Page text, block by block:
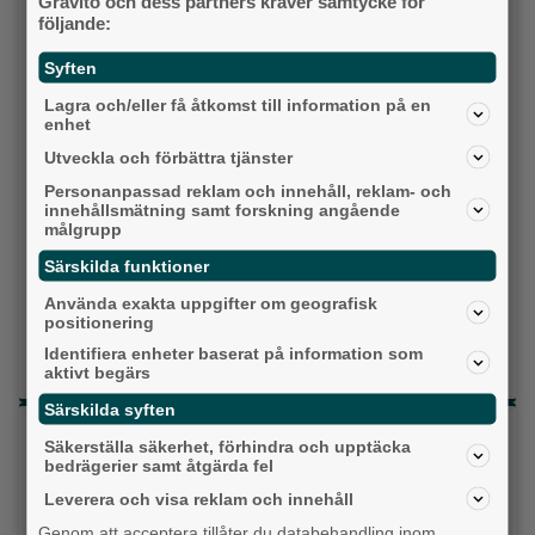
Vänsterpartiet
Sverigedemokraterna
Miljöpartiet
Kristdemokraterna
Centerpartiet
Liberalerna
Vet ej
Topp tre denna veckan
Milstolpen: Ny tunnel är på plats under
järnvägen
följande:
Syften
Lagra och/eller få åtkomst till information på en
enhet
Utveckla och förbättra tjänster
Personanpassad reklam och innehåll, reklam- och
innehållsmätning samt forskning angående
målgrupp
Särskilda funktioner
Använda exakta uppgifter om geografisk
positionering
Identifiera enheter baserat på information som
aktivt begärs
Särskilda syften
Säkerställa säkerhet, förhindra och upptäcka
bedrägerier samt åtgärda fel
Leverera och visa reklam och innehåll